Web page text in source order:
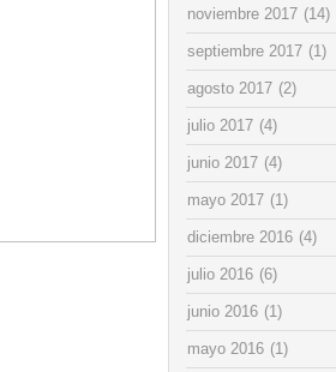
noviembre 2017 (14)
septiembre 2017 (1)
agosto 2017 (2)
julio 2017 (4)
junio 2017 (4)
mayo 2017 (1)
diciembre 2016 (4)
julio 2016 (6)
junio 2016 (1)
mayo 2016 (1)